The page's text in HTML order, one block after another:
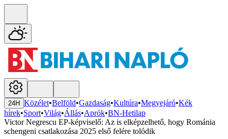
24H Közélet•Belföld•Gazdaság•Kultúra•Megyejáró•Kék
hírek•Sport•Világ•Állás•Aprók•BN-Hetilap
Victor Negrescu EP-képviselő: Az is elképzelhető, hogy Románia
schengeni csatlakozása 2025 első felére tolódik